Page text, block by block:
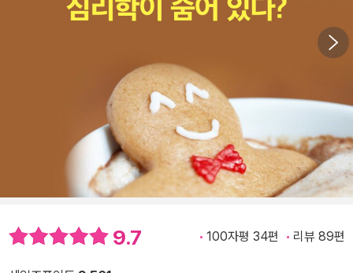
9.7 100자평 34편 리뷰 89편